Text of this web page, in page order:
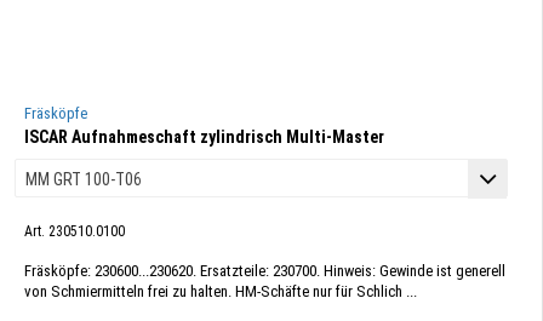
Fräsköpfe
ISCAR Aufnahmeschaft zylindrisch Multi-Master
Art. 230510.0100
Fräsköpfe: 230600...230620. Ersatzteile: 230700. Hinweis: Gewinde ist generell
von Schmiermitteln frei zu halten. HM-Schäfte nur für Schlich ...